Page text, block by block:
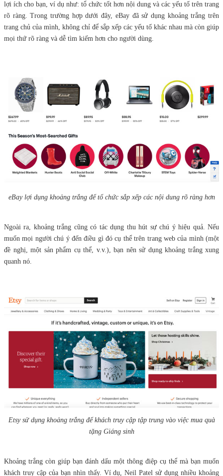
lợi ích cho bạn, ví dụ như: tổ chức tốt hơn nội dung và các yếu tố trên trang
rõ ràng. Trong trường hợp dưới đây, eBay đã sử dụng khoảng trắng trên
trang chủ của mình, không chỉ để sắp xếp các yếu tố khác nhau mà còn giúp
mọi thứ rõ ràng và dễ tìm kiếm hơn cho người dùng.
eBay lợi dụng khoảng trắng để tổ chức sắp xếp các nội dung rõ ràng hơn
Ngoài ra, khoảng trắng cũng có tác dụng thu hút sự chú ý hiệu quả. Nếu
muốn mọi người chú ý đến điều gì đó cụ thể trên trang web của mình (một
đề nghị, một sản phẩm cụ thể, v.v.), bạn nên sử dụng khoảng trắng xung
quanh nó.
Etsy sử dụng khoảng trắng để khách truy cập tập trung vào việc mua quà
tặng Giáng sinh
Khoảng trắng còn giúp bạn đánh dấu một thông điệp cụ thể mà bạn muốn
khách truy cập của bạn nhìn thấy. Ví dụ, Neil Patel sử dụng nhiều khoảng